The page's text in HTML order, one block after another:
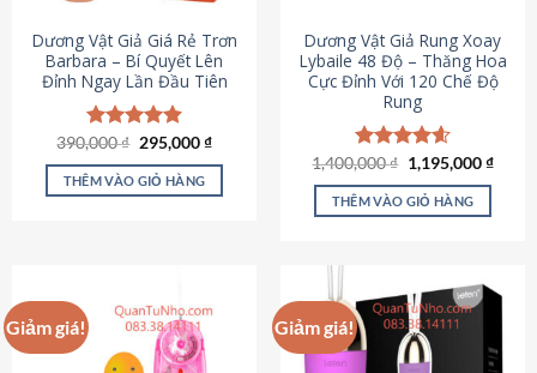
Dương Vật Giả Giá Rẻ Trơn
Barbara – Bí Quyết Lên
Đỉnh Ngay Lần Đầu Tiên
Được xếp
hạng4.90
5 sao
390,000₫ Giá
là:
390,000 ₫.
295,000₫Giá
tại
THÊM VÀO GIỎ HÀNG
Dương Vật Giả Rung Xoay
Lybaile 48 Độ – Thăng Hoa
Cực Đỉnh Với 120 Chế Độ
Rung
Được xếp
hạng4.62
5 sao
1,400,000₫ Giá
gốc
là:
1,400,000 ₫.
1,195,000₫Giá
THÊM VÀO GIỎ HÀNG
Giảm giá! Giảm giá!